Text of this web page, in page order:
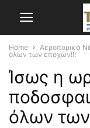
Home Αεροπορικά
όλων των εποχών!!!
Ίσως η
όλων